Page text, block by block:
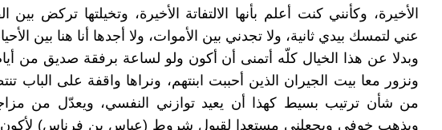
الأخيرة، وكأنني كنت أعلم بأنها الالتفاتة الأخيرة، وتخيلتها تركض بين
عني لتمسك بيدي ثانية، ولا تجدني بين الأموات، ولا أجدها أنا هنا بين
وبدلا عن هذا الخيال كلّه أتمنى أن أكون ولو لساعة برفقة صديق من
ونزور معا بيت الجيران الذين أحببت ابنتهم، ونراها واقفة على الباب
من شأن ترتيب بسيط كهذا أن يعيد توازني النفسي، ويعدّل من
ويذهب خوفي ويجعلني مستعدا لقبول شروط (عباس بن فرناس)